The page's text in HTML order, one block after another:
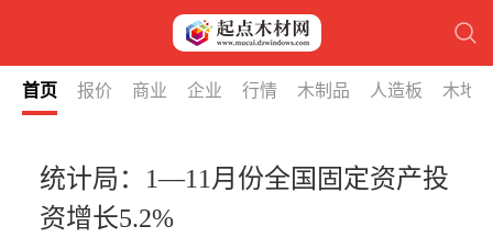
首页 报价 商业 企业 行情 木制品 人造板 木地
统计局：1—11月份全国固定资产投
资增长5.2%